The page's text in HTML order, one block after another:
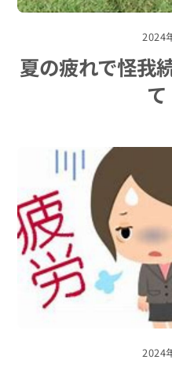
2024
夏の疲れで怪我
て
2024